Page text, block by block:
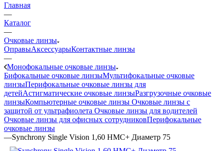
Главная
—
Каталог
—
Очковые линзы
ОправыАксессуарыКонтактные линзы
—
Монофокальные очковые линзы
Бифокальные очковые линзыМультифокальные очковые
линзыПерифокальные очковые линзы для
детейАстигматические очковые линзыРазгрузочные очковые
линзыКомпьютерные очковые линзы Очковые линзы с
защитой от ультрафиолета Очковые линзы для водителей
Очковые линзы для офисных сотрудниковПерифокальные
очковые линзы
—Synchrony Single Vision 1,60 HMC+ Диаметр 75